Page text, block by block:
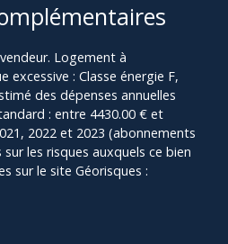
Logement à
: Classe énergie F,
des dépenses annuelles
: entre 4430.00 € et
2022 et 2023 (abonnements
les risques auxquels ce bien
sur le site Géorisques :